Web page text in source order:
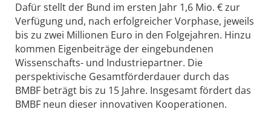
Dafür stellt der Bund im ersten Jahr 1,6 Mio. € zur
Verfügung und, nach erfolgreicher Vorphase, jeweils
bis zu zwei Millionen Euro in den Folgejahren. Hinzu
kommen Eigenbeiträge der eingebundenen
Wissenschafts- und Industriepartner. Die
perspektivische Gesamtförderdauer durch das
BMBF beträgt bis zu 15 Jahre. Insgesamt fördert das
BMBF neun dieser innovativen Kooperationen.